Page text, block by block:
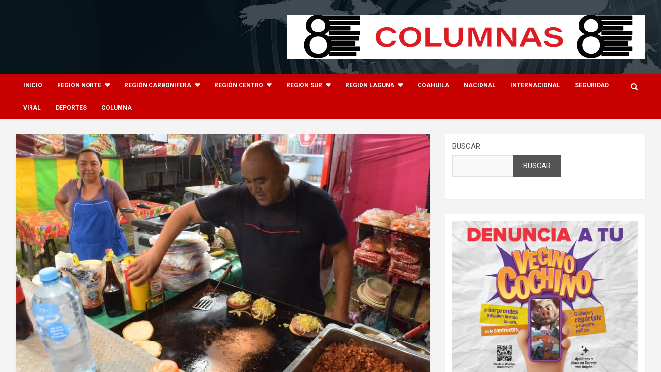
INICIO REGIÓN NORTE REGIÓN CARBONIFERA REGIÓN CENTRO REGIÓN SUR REGIÓN LAGUNA COAHUILA NACIONAL INTERNACIONAL SEGURIDAD
VIRAL DEPORTES COLUMNA
BUSCAR
BUSCAR